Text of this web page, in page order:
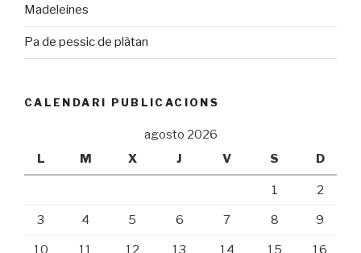
Madeleines
Pa de pessic de plàtan
CALENDARI PUBLICACIONS
agosto 2026
L
M X J V S D
1 2
3 4 5 6 7 8 9
10 11 12 13 14 15 16